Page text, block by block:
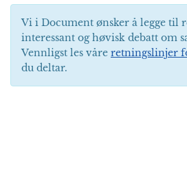
Vi i Document ønsker å legge til
interessant og høvisk debatt om
Vennligst les våre retningslinjer
du deltar.